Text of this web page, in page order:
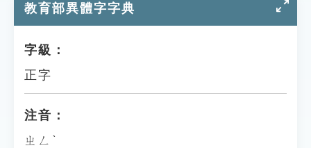
貓頭鷹博士
教育部異體字字典
字級：
正字
注音：
ㄓㄥˋ